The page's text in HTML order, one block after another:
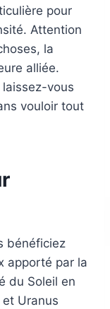
pour
Attention
la
alliée.
vous
vouloir tout
bénéficiez
apporté par la
du Soleil en
Uranus